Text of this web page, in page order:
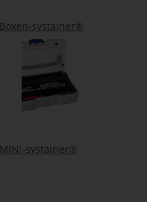
Boxen-systainer®
MINI-systainer®